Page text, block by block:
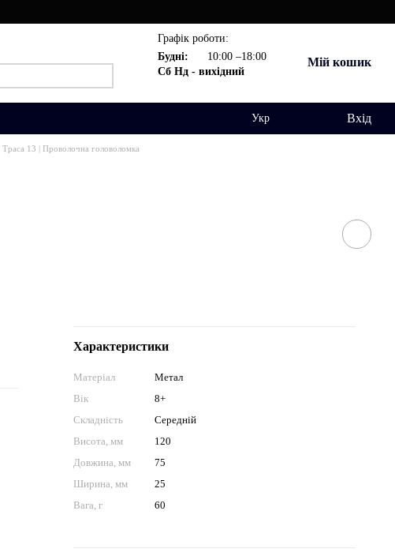
Графік роботи:
Будні:
10:00 –18:00
Сб Нд - вихідний
Мій кошик
Укр Вхід
Траса 13 | Проволочна головоломка
Характеристики
Матеріал
Метал
Вік
8+
Складність
Середній
Висота, мм
120
Довжина, мм
75
Ширина, мм
25
Вага, г
60